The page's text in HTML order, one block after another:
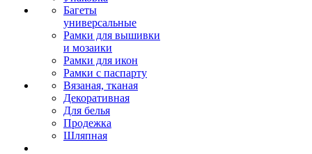
Багеты
универсальные
Рамки для вышивки
и мозаики
Рамки для икон
Рамки с паспарту
Вязаная, тканая
Декоративная
Для белья
Продежка
Шляпная